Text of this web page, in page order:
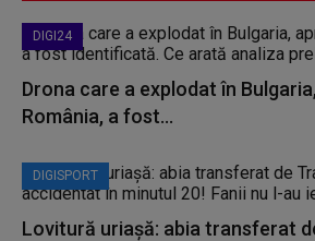
DIGI24
Drona care a explodat în
România, a fost...
DIGISPORT
Lovitură uriașă: abia transferat